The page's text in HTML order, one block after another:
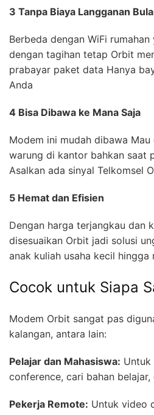
3 Tanpa Biaya Langganan
Berbeda dengan WiFi
dengan tagihan tetap Orbit
prabayar paket data Hanya
Anda
4 Bisa Dibawa ke Mana Saja
Modem ini mudah dibawa
warung di kantor bahkan saat
Asalkan ada sinyal Telkomsel
5 Hemat dan Efisien
Dengan harga terjangkau dan
disesuaikan Orbit jadi solusi
anak kuliah usaha kecil hingga
Cocok untuk Siapa
Modem Orbit sangat pas
kalangan, antara lain:
Pelajar dan Mahasiswa: Untuk
conference, cari bahan
Pekerja Remote: Untuk video